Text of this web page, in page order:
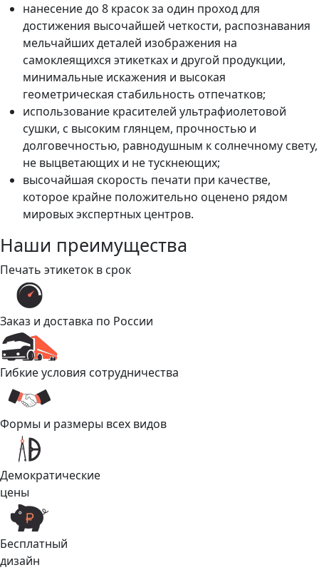
нанесение до 8 красок за один проход для
достижения высочайшей четкости, распознавания
мельчайших деталей изображения на
самоклеящихся этикетках и другой продукции,
минимальные искажения и высокая
геометрическая стабильность отпечатков;
использование красителей ультрафиолетовой
сушки, с высоким глянцем, прочностью и
долговечностью, равнодушным к солнечному свету,
не выцветающих и не тускнеющих;
высочайшая скорость печати при качестве,
которое крайне положительно оценено рядом
мировых экспертных центров.
Наши преимущества
Печать этикеток в срок
Заказ и доставка по России
Гибкие условия сотрудничества
Формы и размеры всех видов
Демократические
цены
Бесплатный
дизайн